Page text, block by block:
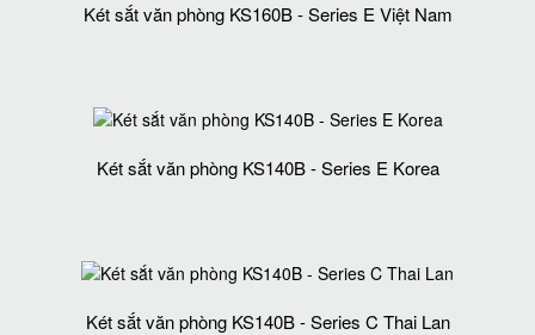
Két sắt văn phòng KS160B - Series E Việt Nam
Két sắt văn phòng KS140B - Series E Korea
Két sắt văn phòng KS140B - Series C Thai Lan